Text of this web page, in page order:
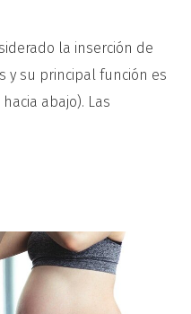
la inserción de
y su principal función es
abajo). Las